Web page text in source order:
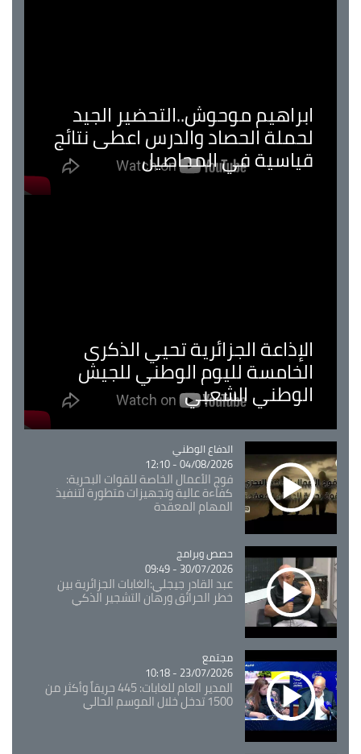
ابراهيم موحوش..التحضير الجيد
لحملة الحصاد والدرس اعطى نتائج
قياسية في المحاصيل
الإذاعة الجزائرية تحيي الذكرى
الخامسة لليوم الوطني للجيش
الوطني الشعبي
Catégorie
الدفاع الوطني
04/08/2026 - 12:10
فوج الأعمال الخاصة للقوات البحرية:
كفاءة عالية وتجهيزات متطورة لتنفيذ
المهام المعقدة
Catégorie
حصص وبرامج
30/07/2026 - 09:49
عبد القادر جيجلي:الغابات الجزائرية بين
خطر الحرائق ورهان التشجير الذكي
Catégorie
مجتمع
23/07/2026 - 10:18
المدير العام للغابات: 445 حريقاً وأكثر من
1500 تدخل خلال الموسم الحالي